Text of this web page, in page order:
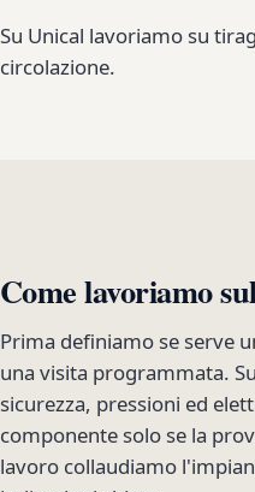
Su Unical lavoriamo su
circolazione.
Come lavoriamo
Prima definiamo se serve
una visita programmata.
sicurezza, pressioni ed
componente solo se la
lavoro collaudiamo